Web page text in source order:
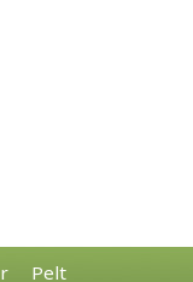
Pelt